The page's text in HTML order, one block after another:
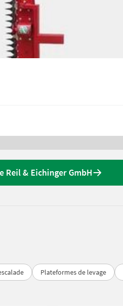
Reil & Eichinger GmbH
Plateformes de levage